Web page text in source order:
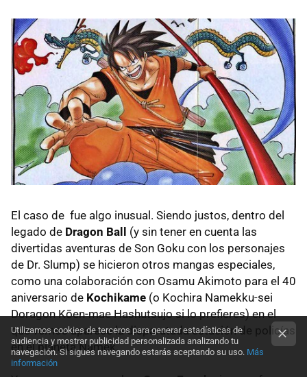
El caso de fue algo inusual. Siendo justos, dentro del
legado de Dragon Ball
(y sin tener en cuenta las
divertidas aventuras de Son Goku con los personajes
de Dr. Slump) se hicieron otros mangas especiales,
como una colaboración con Osamu Akimoto para el 40
aniversario de Kochikame (o Kochira Namekku-sei
Doragon Kōen-mae Hashutsujo si lo prefieres) en el
que vemos aparece la disparatada estación de policías
en el planeta Namek.
Utilizamos cookies de terceros para generar estadísticas de
audiencia y mostrar publicidad personalizada analizando tu
navegación. Si sigues navegando estarás aceptando su uso. Más
información